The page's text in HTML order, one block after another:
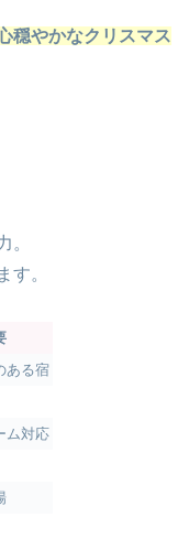
穏やかなクリスマス
。
す。
ある宿
ム対応